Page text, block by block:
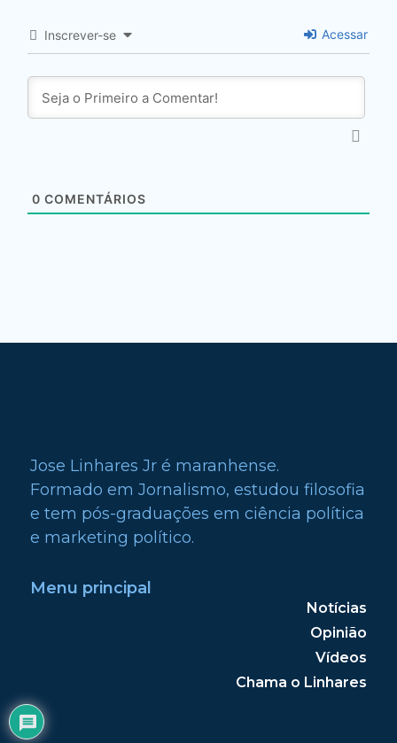
Inscrever-se Acessar
0 COMENTÁRIOS
Jose Linhares Jr é maranhense.
Formado em Jornalismo, estudou filosofia
e tem pós-graduações em ciência política
e marketing político.
Menu principal
Notícias
Opinião
Vídeos
Chama o Linhares